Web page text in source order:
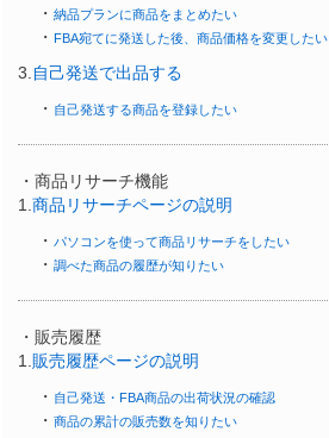
・ 納品プランに商品をまとめたい
・ FBA宛てに発送した後、商品価格を変更したい
3. 自己発送で出品する
・ 自己発送する商品を登録したい
・商品リサーチ機能
1. 商品リサーチページの説明
・ パソコンを使って商品リサーチをしたい
・ 調べた商品の履歴が知りたい
・販売履歴
1. 販売履歴ページの説明
・ 自己発送・FBA商品の出荷状況の確認
・ 商品の累計の販売数を知りたい